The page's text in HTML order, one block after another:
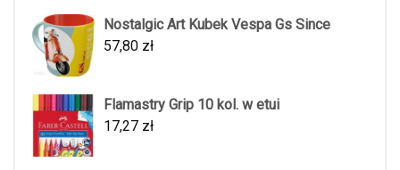
Nostalgic Art Kubek Vespa Gs Since
57,80 zł
Flamastry Grip 10 kol. w etui
17,27 zł